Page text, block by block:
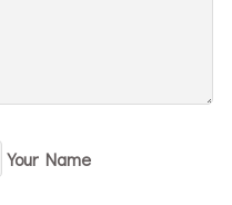
Your Name